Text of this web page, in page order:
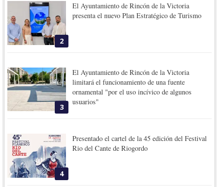
2
El Ayuntamiento de Rincón de la Victoria
presenta el nuevo Plan Estratégico de Turismo
3
El Ayuntamiento de Rincón de la Victoria
limitará el funcionamiento de una fuente
ornamental "por el uso incívico de algunos
usuarios"
4
Presentado el cartel de la 45 edición del Festival
Rio del Cante de Riogordo